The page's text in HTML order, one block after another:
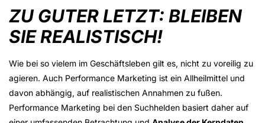
ZU GUTER LETZT: BLEIBEN
SIE REALISTISCH!
Wie bei so vielem im Geschäftsleben gilt es, nicht zu voreilig zu
agieren. Auch Performance Marketing ist ein Allheilmittel und
davon abhängig, auf realistischen Annahmen zu fußen.
Performance Marketing bei den Suchhelden basiert daher auf